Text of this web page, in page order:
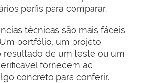
perfis para comparar.
técnicas são mais fáceis
portfólio, um projeto
resultado de um teste ou um
fornecem ao
concreto para conferir.